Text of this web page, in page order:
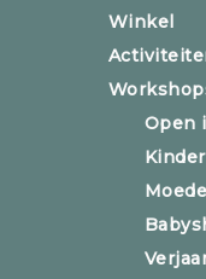
Winkel
Open